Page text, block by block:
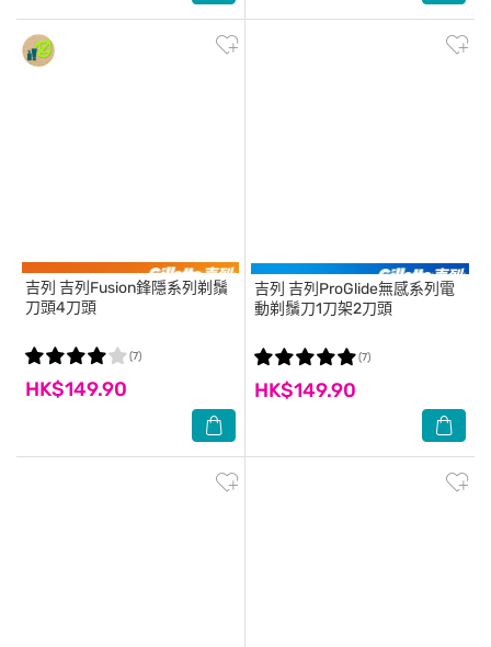
吉列 吉列Fusion鋒隱系列剃鬚
刀頭4刀頭
HK$149.90
(7)
吉列 吉列ProGlide無感系列電
動剃鬚刀1刀架2刀頭
HK$149.90
(7)